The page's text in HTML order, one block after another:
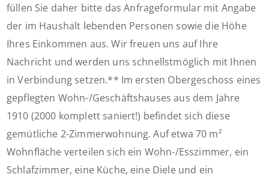
füllen Sie daher bitte das Anfrageformular mit Angabe
der im Haushalt lebenden Personen sowie die Höhe
Ihres Einkommen aus. Wir freuen uns auf Ihre
Nachricht und werden uns schnellstmöglich mit Ihnen
in Verbindung setzen.** Im ersten Obergeschoss eines
gepflegten Wohn-/Geschäftshauses aus dem Jahre
1910 (2000 komplett saniert!) befindet sich diese
gemütliche 2-Zimmerwohnung. Auf etwa 70 m²
Wohnfläche verteilen sich ein Wohn-/Esszimmer, ein
Schlafzimmer, eine Küche, eine Diele und ein